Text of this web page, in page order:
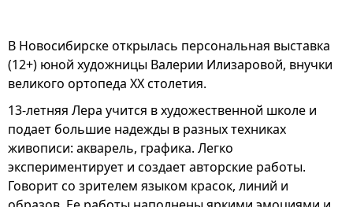
В Новосибирске открылась персональная выставка
(12+) юной художницы Валерии Илизаровой, внучки
великого ортопеда XX столетия.
13-летняя Лера учится в художественной школе и
подает большие надежды в разных техниках
живописи: акварель, графика. Легко
экспериментирует и создает авторские работы.
Говорит со зрителем языком красок, линий и